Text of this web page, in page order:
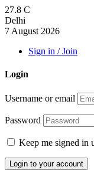
27.8 C
Delhi
7 August 2026
Sign in / Join
Login
Username or email
Password
Keep me signed in